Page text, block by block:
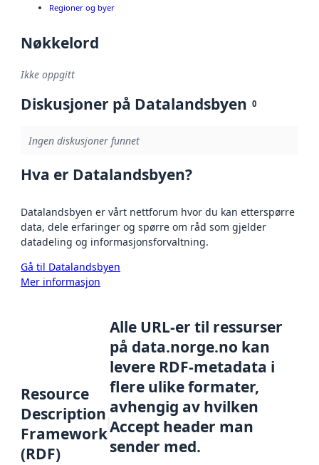
Regioner og byer
Nøkkelord
Ikke oppgitt
Diskusjoner på Datalandsbyen 0
Ingen diskusjoner funnet
Hva er Datalandsbyen?
Datalandsbyen er vårt nettforum hvor du kan etterspørre
data, dele erfaringer og spørre om råd som gjelder
datadeling og informasjonsforvaltning.
Gå til Datalandsbyen
Mer informasjon
Resource
Description
Framework
(RDF)
Alle URL-er til ressurser
på data.norge.no kan
levere RDF-metadata i
flere ulike formater,
avhengig av hvilken
Accept header man
sender med.